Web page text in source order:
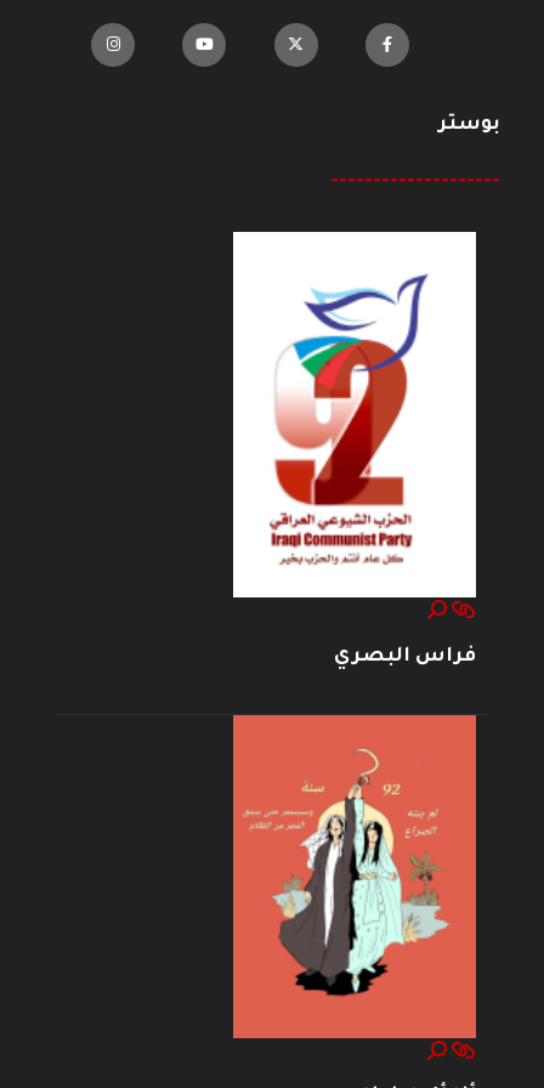
بوستر
--------------------
فراس البصري